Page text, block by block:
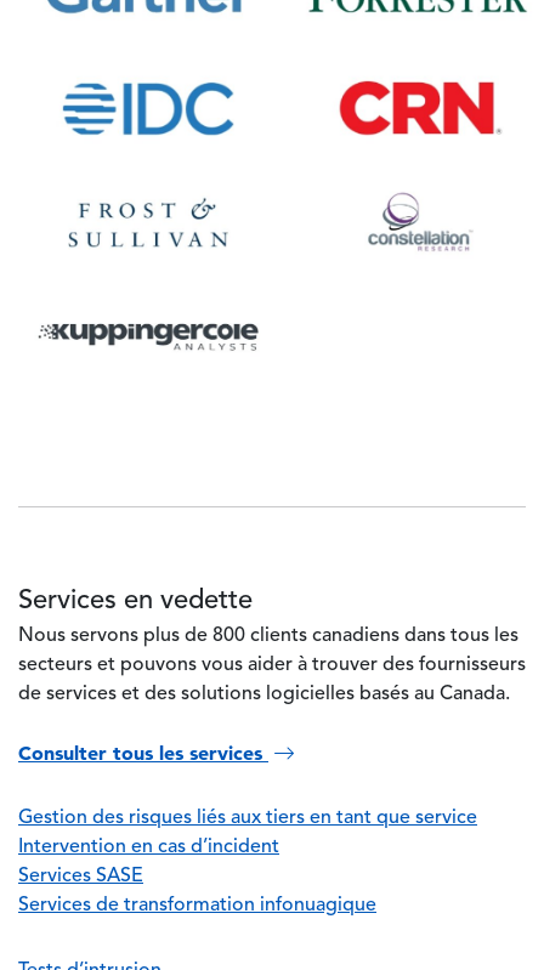
Image Image
Services en vedette
Nous servons plus de 800 clients canadiens dans tous les
secteurs et pouvons vous aider à trouver des fournisseurs
de services et des solutions logicielles basés au Canada.
Consulter tous les services
Gestion des risques liés aux tiers en tant que service
Intervention en cas d’incident
Services SASE
Services de transformation infonuagique